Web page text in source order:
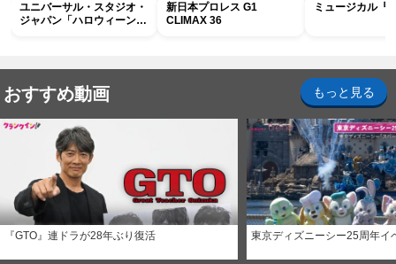
ユニバーサル・スタジオ・
ジャパン「ハロウィーン・
新日本プロレス G1
CLIMAX 36
ミュージカル『
おすすめ動画 もっと見る
『GTO』連ドラが28年ぶり復活 東京ディズニーシー25周年イ